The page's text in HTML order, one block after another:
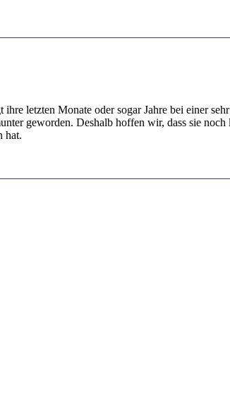
letzten Monate oder sogar Jahre bei einer
geworden. Deshalb hoffen wir, dass sie noch
hat.